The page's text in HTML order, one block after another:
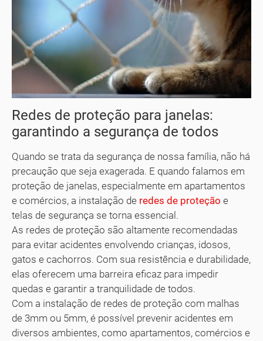
Redes de proteção para janelas:
garantindo a segurança de todos
Quando se trata da segurança de nossa família, não há
precaução que seja exagerada. E quando falamos em
proteção de janelas, especialmente em apartamentos
e comércios, a instalação de redes de proteção e
telas de segurança se torna essencial.
As redes de proteção são altamente recomendadas
para evitar acidentes envolvendo crianças, idosos,
gatos e cachorros. Com sua resistência e durabilidade,
elas oferecem uma barreira eficaz para impedir
quedas e garantir a tranquilidade de todos.
Com a instalação de redes de proteção com malhas
de 3mm ou 5mm, é possível prevenir acidentes em
diversos ambientes, como apartamentos, comércios e